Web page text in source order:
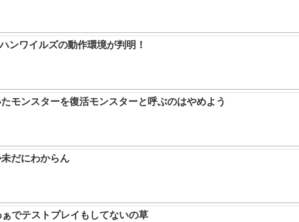
ンワイルズの動作環境が判明！
モンスターを復活モンスターと呼ぶのはやめよう
だにわからん
ぁでテストプレイもしてないの草